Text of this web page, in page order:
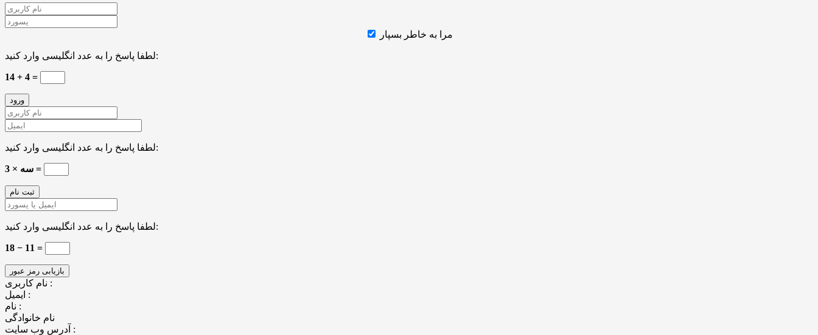
مرا به خاطر بسپار
لطفا پاسخ را به عدد انگلیسی وارد کنید:
14 + 4 =
لطفا پاسخ را به عدد انگلیسی وارد کنید:
سه × 3 =
لطفا پاسخ را به عدد انگلیسی وارد کنید:
18 − 11 =
نام کاربری :
ایمیل :
نام :
نام خانوادگی
آدرس وب سایت :